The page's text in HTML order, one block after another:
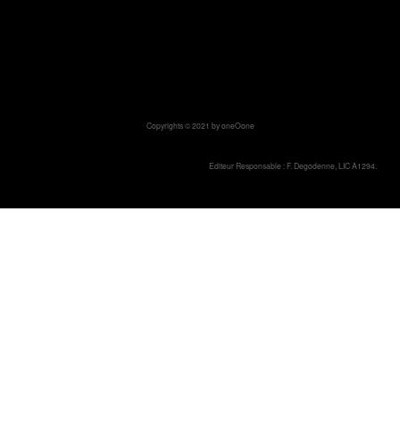
Copyrights © 2021 by oneOone
Editeur Responsable : F. Degodenne, LIC A1294.